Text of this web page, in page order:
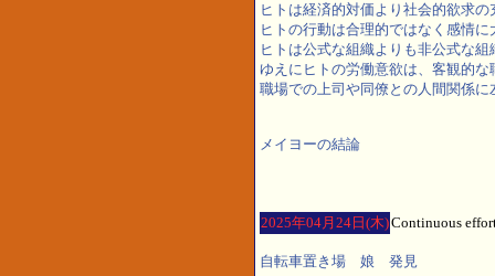
ヒトは経済的対価より社会的欲求の
ヒトの行動は合理的ではなく感情
ヒトは公式な組織よりも非公式な
ゆえにヒトの労働意欲は、客観的
職場での上司や同僚との人間関係に
メイヨーの結論
2025年04月24日(木)Continuous
自転車置き場 娘 発見